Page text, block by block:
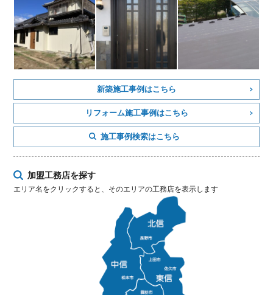
新築施工事例はこちら
リフォーム施工事例はこちら
施工事例検索はこちら
加盟工務店を探す
エリア名をクリックすると、そのエリアの工務店を表示します